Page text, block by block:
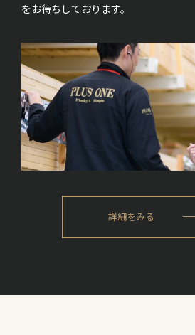
をお待ちしております。
詳細をみる